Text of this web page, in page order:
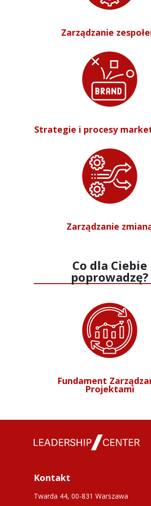
Zarządzanie
Strategie i procesy
Zarządzanie
Co dla Ciebie
poprowadzę?
Fundament
Projektami
Kontakt
Twarda 44, 00-831 Warszawa